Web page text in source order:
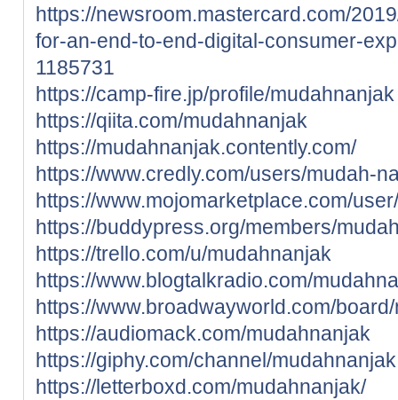
https://newsroom.mastercard.com/
for-an-end-to-end-digital-consumer-
1185731
https://camp-fire.jp/profile/mudahnanjak
https://qiita.com/mudahnanjak
https://mudahnanjak.contently.com/
https://www.credly.com/users/mudah-
https://www.mojomarketplace.com/
https://buddypress.org/members/
https://trello.com/u/mudahnanjak
https://www.blogtalkradio.com/
https://www.broadwayworld.com/
https://audiomack.com/mudahnanjak
https://giphy.com/channel/mudahnanjak
https://letterboxd.com/mudahnanjak/